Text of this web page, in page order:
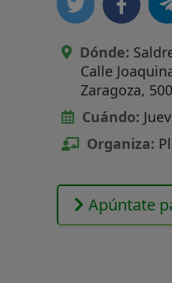
Dónde:
Calle
Zaragoza,
Cuándo:
Organiza:
Apúntate